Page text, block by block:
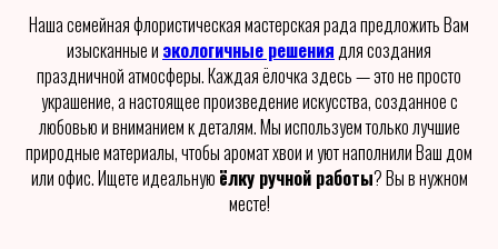
Наша семейная флористическая мастерская рада предложить Вам
изысканные и экологичные решениядля создания
праздничной атмосферы. Каждая ёлочка здесь — это не просто
украшение, а настоящее произведение искусства, созданное с
любовью и вниманием к деталям. Мы используем только лучшие
природные материалы, чтобы аромат хвои и уют наполнили Ваш дом
или офис. Ищете идеальную ёлку ручной работы? Вы в нужном
месте!